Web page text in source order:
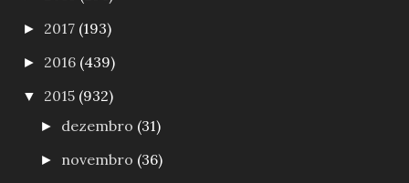
► 2017 (193)
► 2016 (439)
▼ 2015 (932)
► dezembro (31)
► novembro (36)